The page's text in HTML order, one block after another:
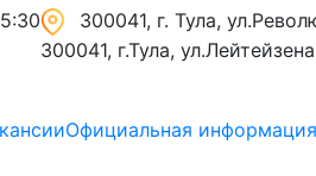
300041, г. Тула,
300041, г.Тула,
Официальная информация